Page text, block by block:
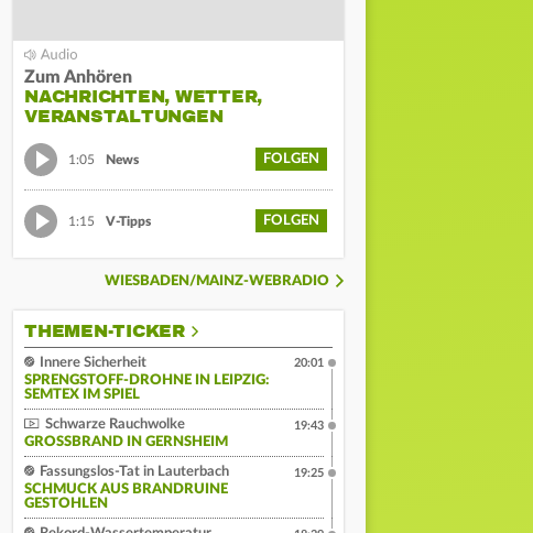
Zum Anhören
NACHRICHTEN, WETTER,
VERANSTALTUNGEN
1:05 News FOLGEN
1:15 V-Tipps FOLGEN
WIESBADEN/MAINZ-WEBRADIO
THEMEN-TICKER
Innere Sicherheit
SPRENGSTOFF-DROHNE IN LEIPZIG:
SEMTEX IM SPIEL
20:01
Schwarze Rauchwolke
GROSSBRAND IN GERNSHEIM
19:43
Fassungslos-Tat in Lauterbach
SCHMUCK AUS BRANDRUINE
GESTOHLEN
19:25